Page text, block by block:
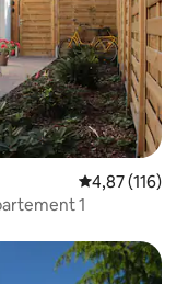
Évaluation
4,87 (116)
1